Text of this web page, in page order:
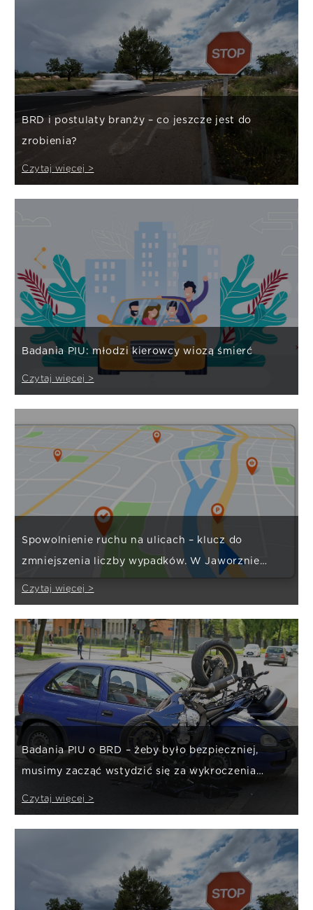
BRD i postulaty branży – co jeszcze jest do
zrobienia?
Czytaj więcej >
Badania PIU: młodzi kierowcy wiozą śmierć
Czytaj więcej >
Spowolnienie ruchu na ulicach – klucz do
zmniejszenia liczby wypadków. W Jaworznie
działa!
Czytaj więcej >
Badania PIU o BRD – żeby było bezpieczniej,
musimy zacząć wstydzić się za wykroczenia
drogowe
Czytaj więcej >